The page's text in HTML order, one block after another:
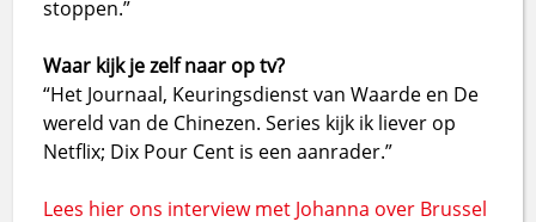
stoppen.”
Waar kijk je zelf naar op tv?
“Het Journaal, Keuringsdienst van Waarde en De
wereld van de Chinezen. Series kijk ik liever op
Netflix; Dix Pour Cent is een aanrader.”
Lees hier ons interview met Johanna over Brussel